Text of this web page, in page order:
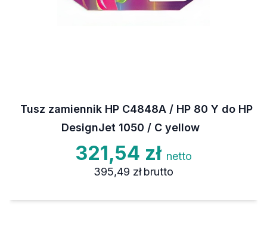
Tusz zamiennik HP C4848A / HP 80 Y do HP
DesignJet 1050 / C yellow
321,54 zł netto
395,49 zł brutto